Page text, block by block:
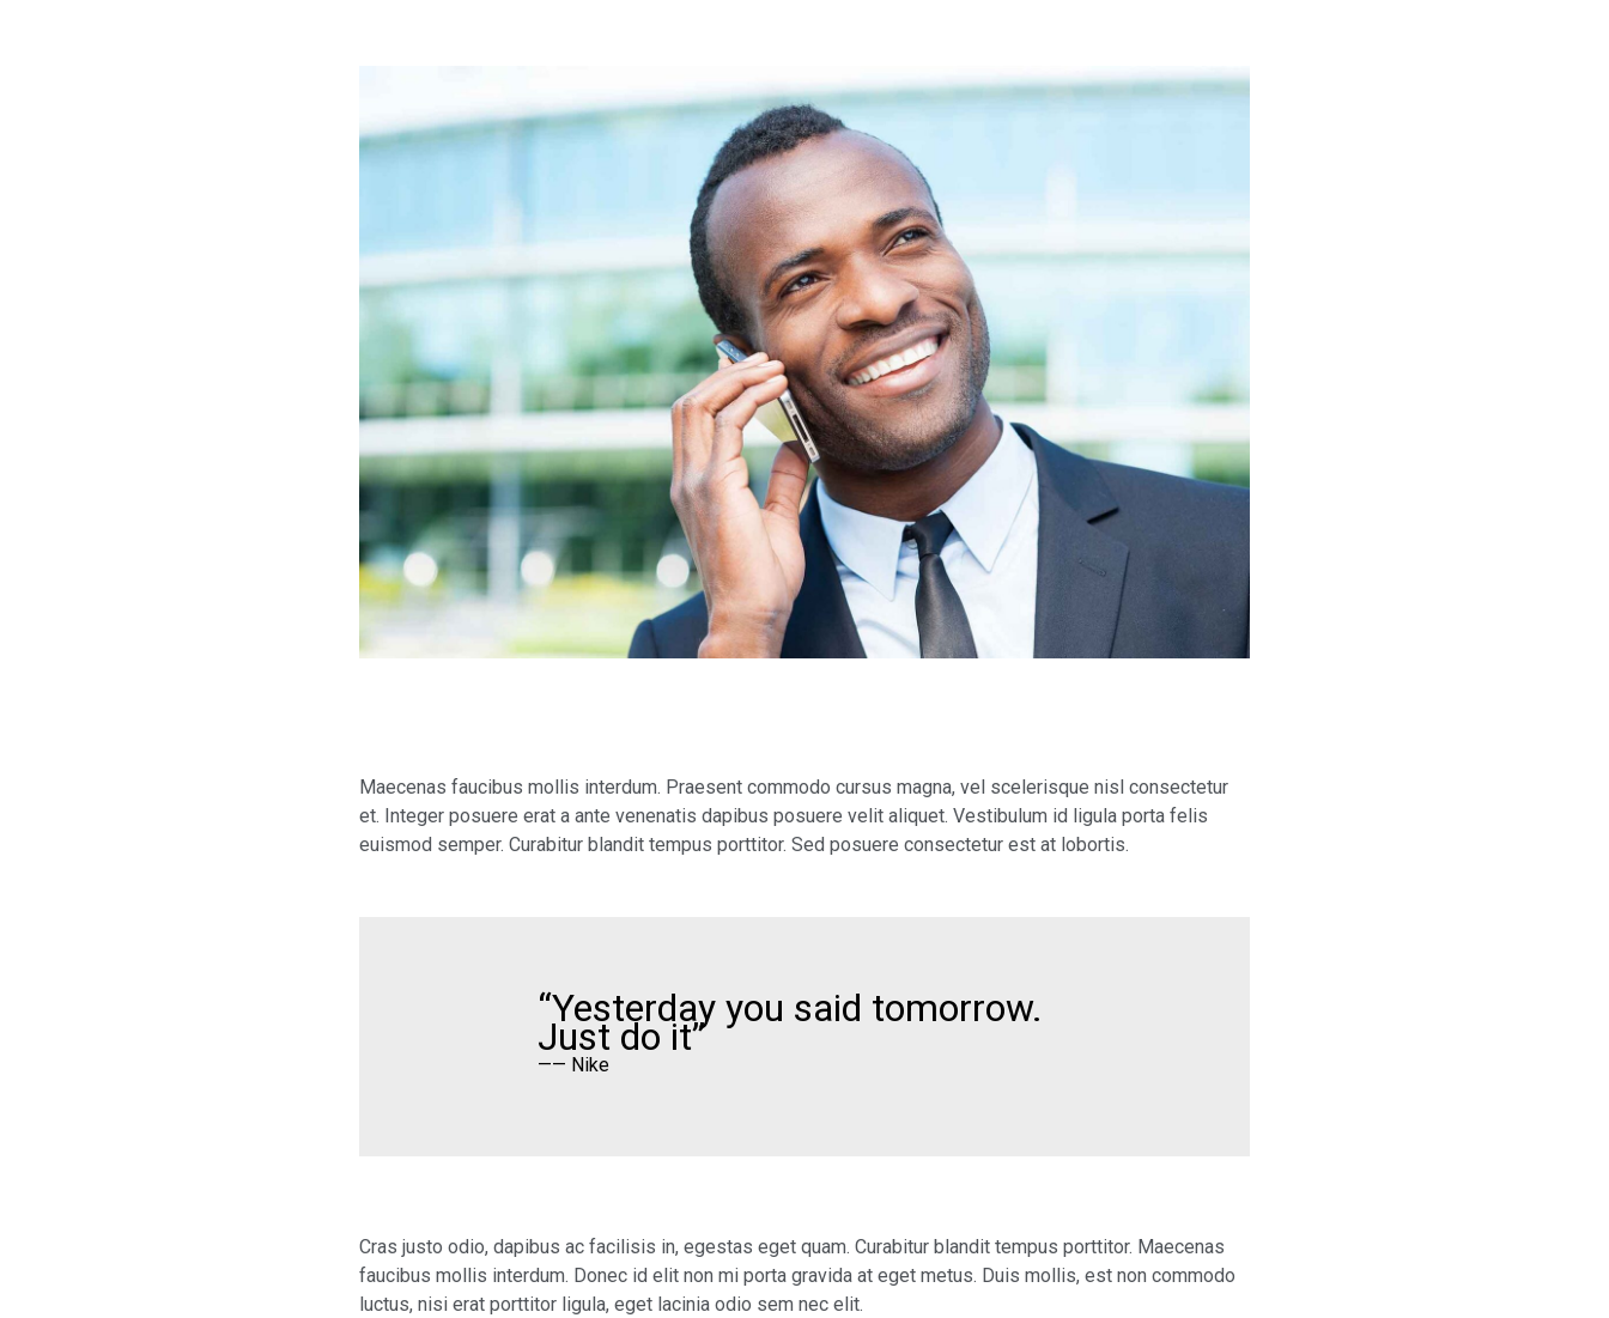
Maecenas faucibus mollis interdum. Praesent commodo cursus magna, vel scelerisque nisl consectetur
et. Integer posuere erat a ante venenatis dapibus posuere velit aliquet. Vestibulum id ligula porta felis
euismod semper. Curabitur blandit tempus porttitor. Sed posuere consectetur est at lobortis.
“Yesterday you said tomorrow.
Just do it”
—— Nike
Cras justo odio, dapibus ac facilisis in, egestas eget quam. Curabitur blandit tempus porttitor. Maecenas
faucibus mollis interdum. Donec id elit non mi porta gravida at eget metus. Duis mollis, est non commodo
luctus, nisi erat porttitor ligula, eget lacinia odio sem nec elit.